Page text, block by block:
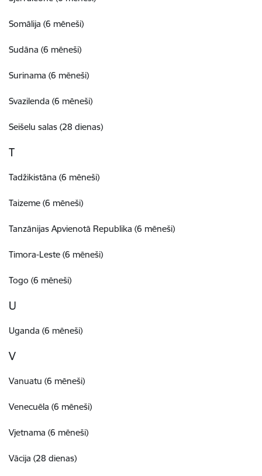
Somālija (6 mēneši)
Sudāna (6 mēneši)
Surinama (6 mēneši)
Svazilenda (6 mēneši)
Seišelu salas (28 dienas)
T
Tadžikistāna (6 mēneši)
Taizeme (6 mēneši)
Tanzānijas Apvienotā Republika (6 mēneši)
Timora-Leste (6 mēneši)
Togo (6 mēneši)
U
Uganda (6 mēneši)
V
Vanuatu (6 mēneši)
Venecuēla (6 mēneši)
Vjetnama (6 mēneši)
Vācija (28 dienas)